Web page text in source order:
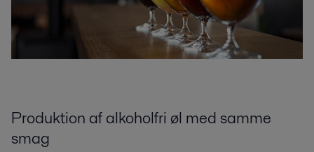
Produktion af alkoholfri øl med samme
smag